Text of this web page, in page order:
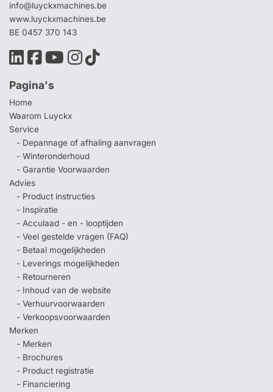
info@luyckxmachines.be
www.luyckxmachines.be
BE 0457 370 143
Pagina's
Home
Waarom Luyckx
Service
- Depannage of afhaling aanvragen
- Winteronderhoud
- Garantie Voorwaarden
Advies
- Product instructies
- Inspiratie
- Acculaad - en - looptijden
- Veel gestelde vragen (FAQ)
- Betaal mogelijkheden
- Leverings mogelijkheden
- Retourneren
- Inhoud van de website
- Verhuurvoorwaarden
- Verkoopsvoorwaarden
Merken
- Merken
- Brochures
- Product registratie
- Financiering